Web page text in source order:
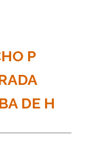
P
DE H